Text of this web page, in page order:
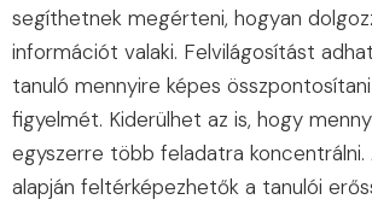
segíthetnek megérteni, hogyan
információt valaki. Felvilágosítást
tanuló mennyire képes
figyelmét. Kiderülhet az is, hogy
egyszerre több feladatra koncentrálni.
alapján feltérképezhetők a tanulói